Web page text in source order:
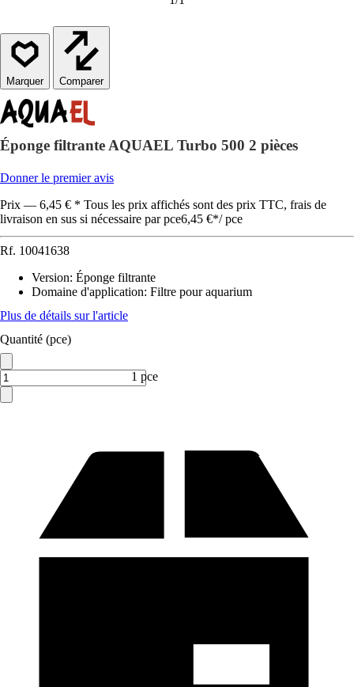
Comparer
Éponge filtrante AQUAEL Turbo 500 2 pièces
Donner le premier avis
Prix — 6,45 € * Tous les prix affichés sont des prix TTC, frais de
livraison en sus si nécessaire par pce6,45 €*/ pce
Rf. 10041638
Version: Éponge filtrante
Domaine d'application: Filtre pour aquarium
Plus de détails sur l'article
Quantité (pce)
1 pce